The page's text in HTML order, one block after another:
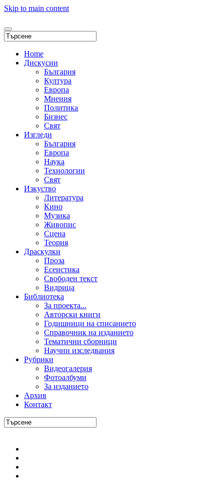
Skip to main content
Home
Дискусии
България
Култура
Европа
Мнения
Политика
Бизнес
Свят
Изгледи
България
Европа
Наука
Технологии
Свят
Изкуство
Литература
Кино
Музика
Живопис
Сцена
Теория
Драскулки
Проза
Есеистика
Свободен текст
Видрица
Библиотека
За проекта...
Авторски книги
Годишници на списанието
Справочник на изданието
Тематични сборници
Научни изследвания
Рубрики
Видеогалерия
Фотоалбуми
За изданието
Архив
Контакт